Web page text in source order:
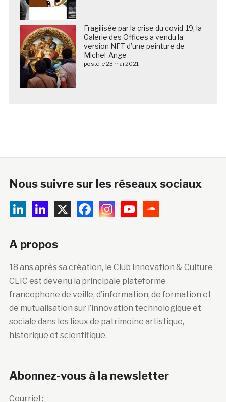
Fragilisée par la crise du covid-19, la
Galerie des Offices a vendu la
version NFT d’une peinture de
Michel-Ange
posté le 23 mai 2021
Nous suivre sur les réseaux sociaux
A propos
18 ans après sa création, le Club Innovation & Culture
CLIC est devenu la principale plateforme
francophone de veille, d’information, de formation et
de mutualisation sur l’innovation technologique et
sociale dans les lieux de patrimoine artistique,
historique et scientifique.
Abonnez-vous à la newsletter
Courriel :